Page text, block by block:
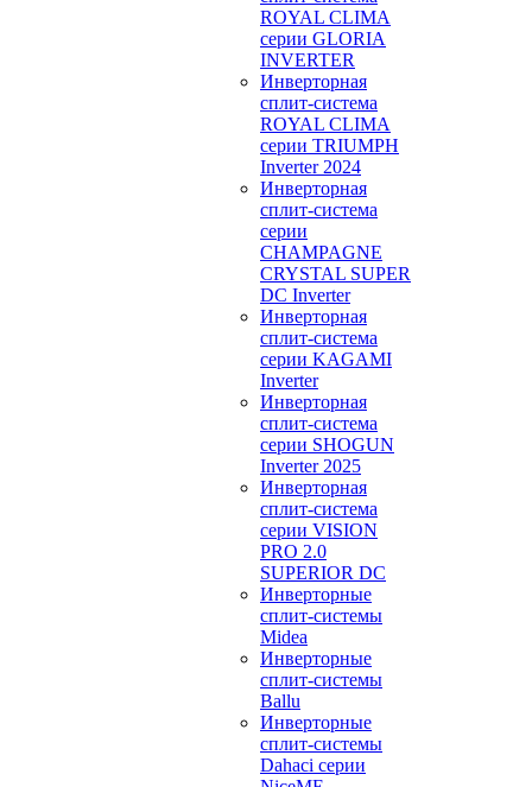
ROYAL CLIMA
серии GLORIA
INVERTER
Инверторная
сплит-система
ROYAL CLIMA
серии TRIUMPH
Inverter 2024
Инверторная
сплит-система
серии
CHAMPAGNE
CRYSTAL SUPER
DC Inverter
Инверторная
сплит-система
серии KAGAMI
Inverter
Инверторная
сплит-система
серии SHOGUN
Inverter 2025
Инверторная
сплит-система
серии VISION
PRO 2.0
SUPERIOR DC
Инверторные
сплит-системы
Midea
Инверторные
сплит-системы
Ballu
Инверторные
сплит-системы
Dahaci серии